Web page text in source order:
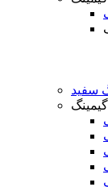
سفید